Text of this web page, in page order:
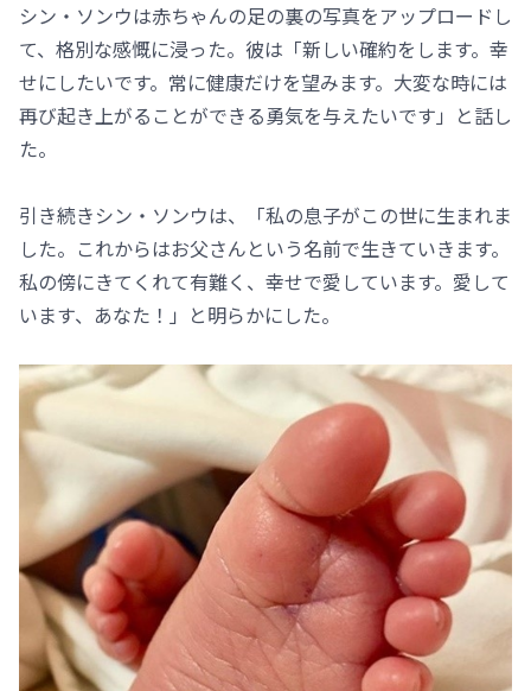
シン・ソンウは赤ちゃんの足の裏の写真をアップロードし
て、格別な感慨に浸った。彼は「新しい確約をします。幸
せにしたいです。常に健康だけを望みます。大変な時には
再び起き上がることができる勇気を与えたいです」と話し
た。
引き続きシン・ソンウは、「私の息子がこの世に生まれま
した。これからはお父さんという名前で生きていきます。
私の傍にきてくれて有難く、幸せで愛しています。愛して
います、あなた！」と明らかにした。